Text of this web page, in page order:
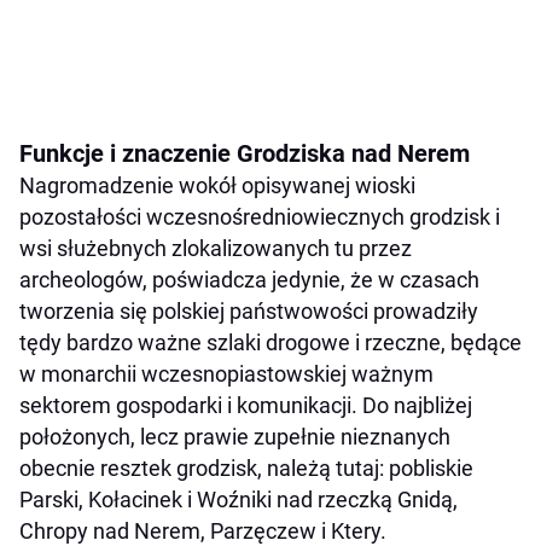
Funkcje i znaczenie Grodziska nad Nerem
Nagromadzenie wokół opisywanej wioski
pozostałości wczesnośredniowiecznych grodzisk i
wsi służebnych zlokalizowanych tu przez
archeologów, poświadcza jedynie, że w czasach
tworzenia się polskiej państwowości prowadziły
tędy bardzo ważne szlaki drogowe i rzeczne, będące
w monarchii wczesnopiastowskiej ważnym
sektorem gospodarki i komunikacji. Do najbliżej
położonych, lecz prawie zupełnie nieznanych
obecnie resztek grodzisk, należą tutaj: pobliskie
Parski, Kołacinek i Woźniki nad rzeczką Gnidą,
Chropy nad Nerem, Parzęczew i Ktery.